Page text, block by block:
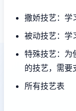
撒娇技艺：学
被动技艺：学
特殊技艺：为
的技艺，需要
所有技艺表